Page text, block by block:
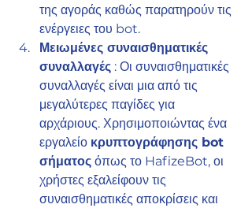
της αγοράς καθώς παρατηρούν τις
ενέργειες του bot.
Μειωμένες συναισθηματικές
συναλλαγές : Οι συναισθηματικές
συναλλαγές είναι μια από τις
μεγαλύτερες παγίδες για
αρχάριους. Χρησιμοποιώντας ένα
εργαλείο κρυπτογράφησης bot
σήματος όπως το HafizeBot, οι
χρήστες εξαλείφουν τις
συναισθηματικές αποκρίσεις και